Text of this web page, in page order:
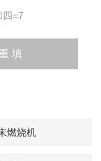
四=7
燃烧机